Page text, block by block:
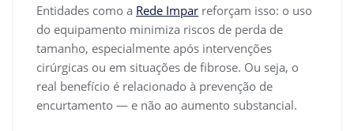
Entidades como a Rede Impar reforçam isso: o uso
do equipamento minimiza riscos de perda de
tamanho, especialmente após intervenções
cirúrgicas ou em situações de fibrose. Ou seja, o
real benefício é relacionado à prevenção de
encurtamento — e não ao aumento substancial.